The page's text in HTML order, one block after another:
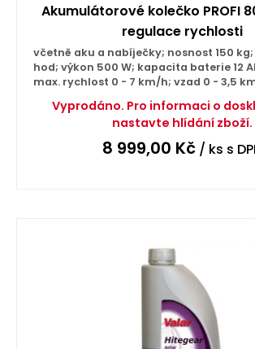
Akumulátorové kolečko PROFI
regulace rychlosti
včetně aku a nabíječky; nosnost 150 kg;
hod; výkon 500 W; kapacita baterie 12
max. rychlost 0 - 7 km/h; vzad 0 - 3,5
Vyprodáno. Pro informaci o
nastavte hlídání zboží.
8 999,00 Kč/ ks s